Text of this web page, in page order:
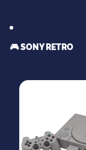
🎮 SONY RETRO